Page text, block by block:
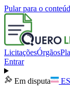
Pular para o
LicitaçõesÓrgãos
Entrar
Em disputa ES